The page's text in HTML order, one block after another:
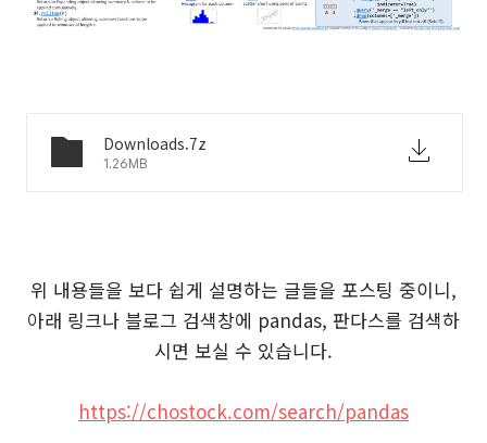
Downloads.7z
1.26MB
위 내용들을 보다 쉽게 설명하는 글들을 포스팅 중이니,
아래 링크나 블로그 검색창에 pandas, 판다스를 검색하
시면 보실 수 있습니다.
https://chostock.com/search/pandas